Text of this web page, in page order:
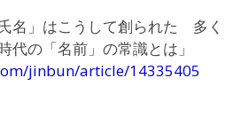
名」はこうして創られた 多く
代の「名前」の常識とは」
jinbun/article/14335405